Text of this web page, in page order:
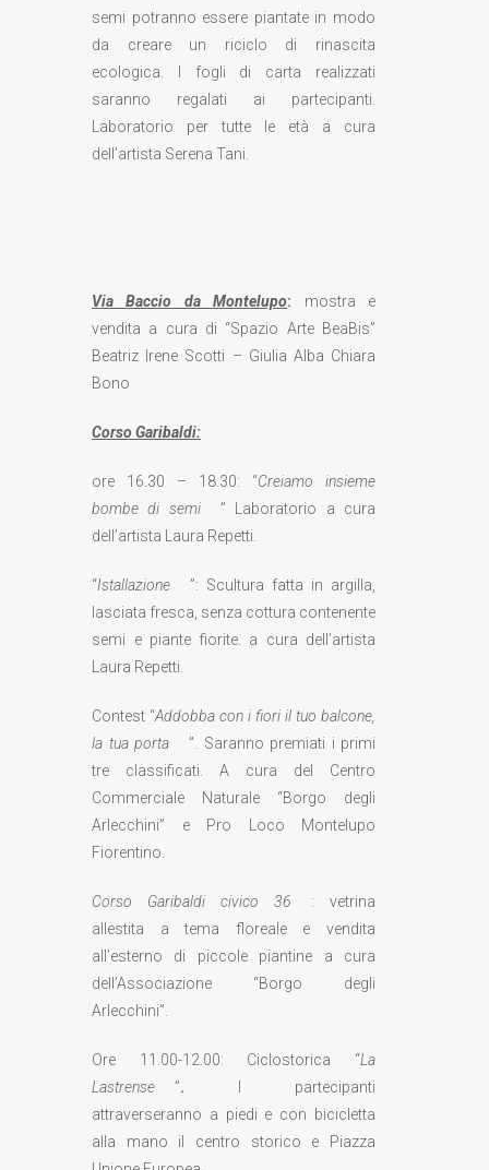
semi potranno essere piantate in modo
da creare un riciclo di rinascita
ecologica. I fogli di carta realizzati
saranno regalati ai partecipanti.
Laboratorio per tutte le età a cura
dell’artista Serena Tani.
Via Baccio da Montelupo: mostra e
vendita a cura di “Spazio Arte BeaBis”
Beatriz Irene Scotti – Giulia Alba Chiara
Bono
Corso Garibaldi:
ore 16.30 – 18.30: “Creiamo insieme
bombe di semi
” Laboratorio a cura
dell’artista Laura Repetti.
“Istallazione
”: Scultura fatta in argilla,
lasciata fresca, senza cottura contenente
semi e piante fiorite. a cura dell’artista
Laura Repetti.
Contest “Addobba con i fiori il tuo balcone,
la tua porta
”. Saranno premiati i primi
tre classificati. A cura del Centro
Commerciale Naturale “Borgo degli
Arlecchini” e Pro Loco Montelupo
Fiorentino.
Corso Garibaldi civico 36
: vetrina
allestita a tema floreale e vendita
all’esterno di piccole piantine a cura
dell’Associazione “Borgo degli
Arlecchini”.
Ore 11.00-12.00: Ciclostorica “La
Lastrense
”. I partecipanti
attraverseranno a piedi e con bicicletta
alla mano il centro storico e Piazza